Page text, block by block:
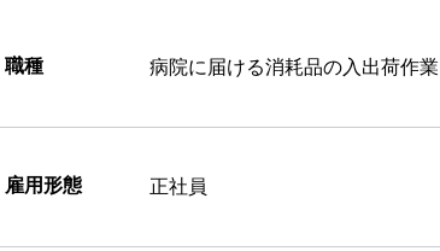
職種 病院に届ける消耗品の入出荷作業
雇用形態 正社員